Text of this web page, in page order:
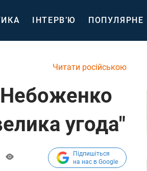
ІНТЕРВ’Ю ПОПУЛЯРНЕ
Читати російською
угода"
Підпишіться
на нас в Google